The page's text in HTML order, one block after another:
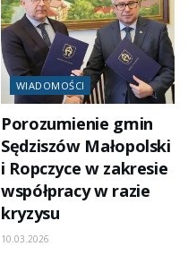
WIADOMOŚCI
Porozumienie gmin
Sędziszów Małopolski
i Ropczyce w zakresie
współpracy w razie
kryzysu
10.03.2026